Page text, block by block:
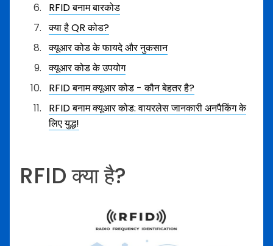
RFID बनाम बारकोड
क्या है QR कोड?
क्यूआर कोड के फायदे और नुकसान
क्यूआर कोड के उपयोग
RFID बनाम क्यूआर कोड - कौन बेहतर है?
RFID बनाम क्यूआर कोड: वायरलेस जानकारी अनपैकिंग के
लिए युद्ध!
RFID क्या है?